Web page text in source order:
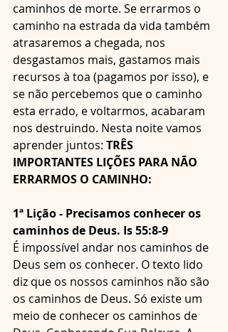
caminhos de morte. Se errarmos o
caminho na estrada da vida também
atrasaremos a chegada, nos
desgastamos mais, gastamos mais
recursos à toa (pagamos por isso), e
se não percebemos que o caminho
esta errado, e voltarmos, acabaram
nos destruindo. Nesta noite vamos
aprender juntos: TRÊS
IMPORTANTES LIÇÕES PARA NÃO
ERRARMOS O CAMINHO:
1ª Lição - Precisamos conhecer os
caminhos de Deus. Is 55:8-9
É impossível andar nos caminhos de
Deus sem os conhecer. O texto lido
diz que os nossos caminhos não são
os caminhos de Deus. Só existe um
meio de conhecer os caminhos de